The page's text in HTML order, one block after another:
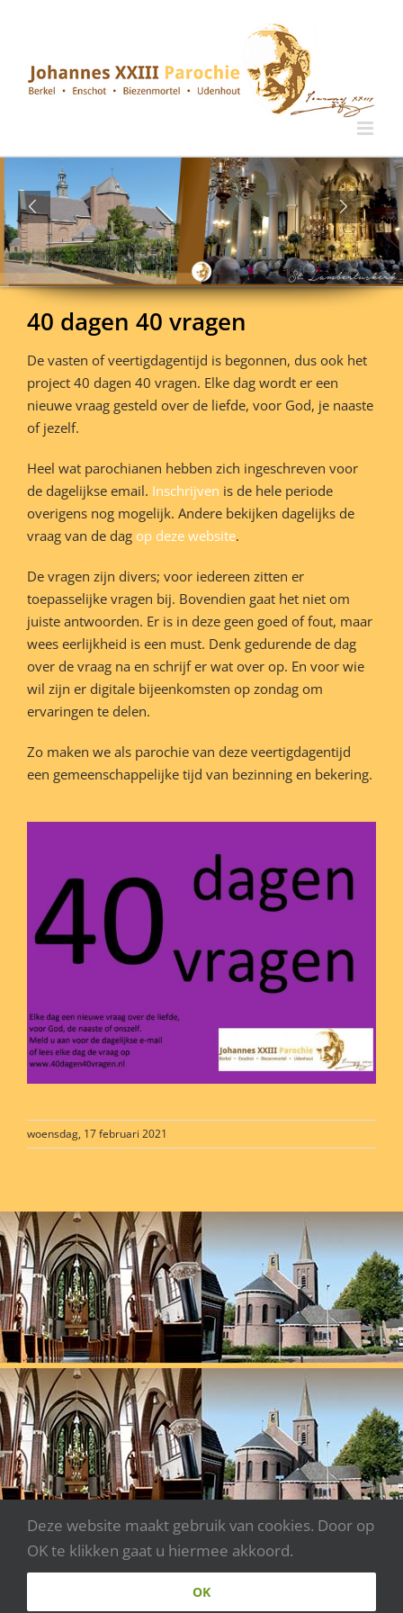
40 dagen 40 vragen
De vasten of veertigdagentijd is begonnen, dus ook het
project 40 dagen 40 vragen. Elke dag wordt er een
nieuwe vraag gesteld over de liefde, voor God, je naaste
of jezelf.
Heel wat parochianen hebben zich ingeschreven voor
de dagelijkse email. Inschrijven is de hele periode
overigens nog mogelijk. Andere bekijken dagelijks de
vraag van de dag op deze website.
De vragen zijn divers; voor iedereen zitten er
toepasselijke vragen bij. Bovendien gaat het niet om
juiste antwoorden. Er is in deze geen goed of fout, maar
wees eerlijkheid is een must. Denk gedurende de dag
over de vraag na en schrijf er wat over op. En voor wie
wil zijn er digitale bijeenkomsten op zondag om
ervaringen te delen.
Zo maken we als parochie van deze veertigdagentijd
een gemeenschappelijke tijd van bezinning en bekering.
woensdag, 17 februari 2021
www.websitecreaties.nl
Deze website maakt gebruik van cookies. Door op
OK te klikken gaat u hiermee akkoord.
OK